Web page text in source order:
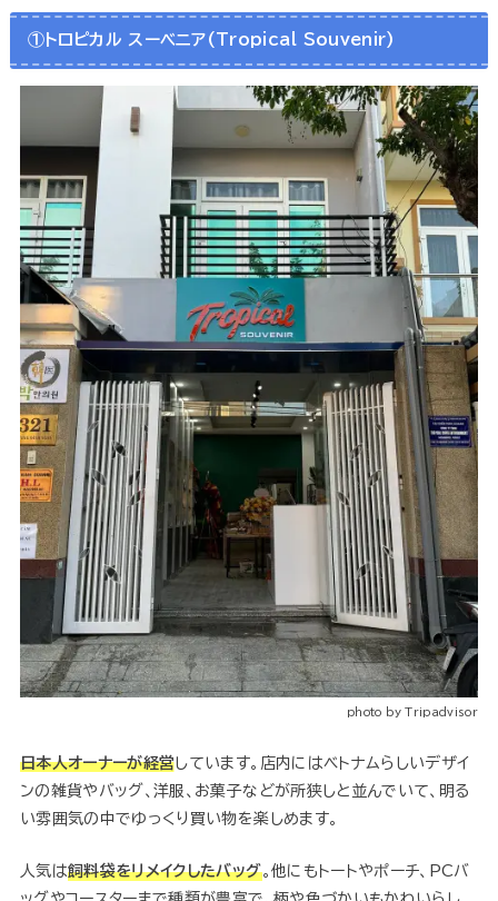
①トロピカル スーベニア(Tropical Souvenir)
photo by Tripadvisor
日本人オーナーが経営しています。店内にはベトナムらしいデザイ
ンの雑貨やバッグ、洋服、お菓子などが所狭しと並んでいて、明る
い雰囲気の中でゆっくり買い物を楽しめます。
人気は飼料袋をリメイクしたバッグ。他にもトートやポーチ、PCバ